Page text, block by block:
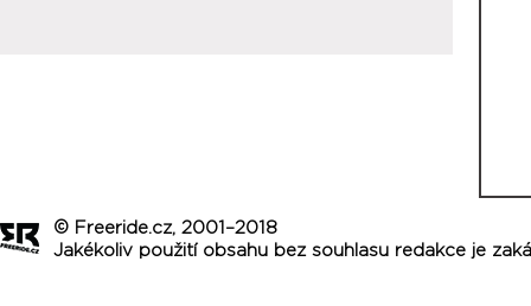
© Freeride.cz, 2001–2018
Jakékoliv použití obsahu bez souhlasu redakce je